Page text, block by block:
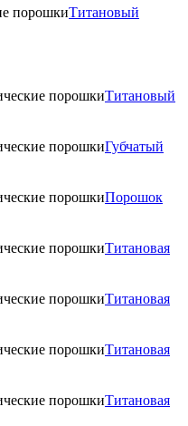
Титановый
Титановый
Губчатый
Порошок
Титановая
Титановая
Титановая
Титановая